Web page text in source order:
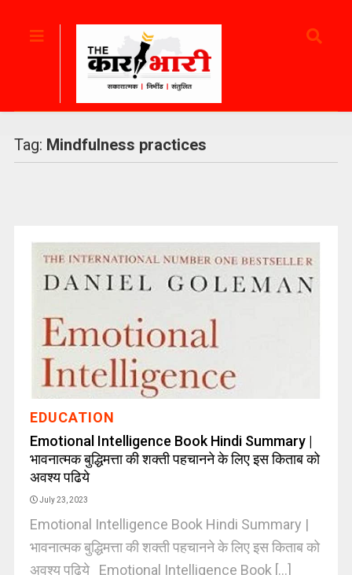
Tag: Mindfulness practices
EDUCATION
Emotional Intelligence Book Hindi Summary |
भावनात्मक बुद्धिमत्ता की शक्ती पहचानने के लिए इस किताब को
अवश्य पढिये
July 23, 2023
Emotional Intelligence Book Hindi Summary |
भावनात्मक बुद्धिमत्ता की शक्ती पहचानने के लिए इस किताब को
अवश्य पढिये Emotional Intelligence Book [...]